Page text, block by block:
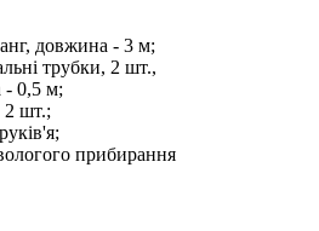
довжина - 3 м;
трубки, 2 шт.,
- 0,5 м;
2 шт.;
прибирання